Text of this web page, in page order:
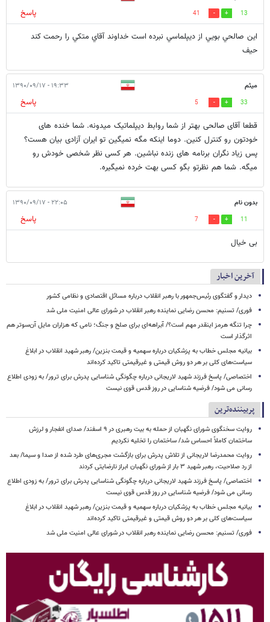
13
41
پاسخ
اين صالحي بويي از ديپلماسي نبرده است خداوند آقاي متكي را رحمت كند
حيف
میثم ۱۹:۳۳ - ۱۳۹۰/۰۹/۱۷
33
5
پاسخ
قطعا آقای صالحی بهتر از شما روابط دیپلماتیک میدونه. شما خنده های
خودتون رو کنترل کنین. دوما اینکه مگه نمیگین تو ایران آزادی بیان هست؟
پس زیاد نگران برنامه های زنده نباشین. هر کسی نظر شخصی خودش رو
میگه. شما هم نظرتو بگو کسی بهت خرده نمیگیره.
بدون نام ۲۲:۰۵ - ۱۳۹۰/۰۹/۱۷
11
7
پاسخ
بی خیال
آخرین اخبار
دیدار و گفتگوی رئیس‌جمهور با رهبر انقلاب درباره مسائل اقتصادی و نظامی کشور
فوری/ تسنیم: محسن رضایی نماینده رهبر انقلاب در شورای عالی امنیت ملی شد
چرا تنگه هرمز اینقدر مهم است؟/ آبراهه‌ای برای صلح و جنگ؛ نامی که هزاران مایل آن‌سوتر هم
اثرگذار است
بیانیه مجلس خطاب به پزشکیان درباره سهمیه و قیمت بنزین/ رهبر شهید انقلاب در ابلاغ
سیاست‌های کلی بر هر دو روش قیمتی و غیرقیمتی تاکید کرده‌اند
اختصاصی/ پاسخ فرزند شهید لاریجانی درباره چگونگی شناسایی پدرش برای ترور/ به زودی اطلاع
رسانی می شود/ فرضیه شناسایی در روز قدس قوی نیست
پربیننده‌ترین
روایت سخنگوی شورای نگهبان از حمله به بیت رهبری در ۹ اسفند/ صدای انفجار و لرزش
ساختمان کاملاً احساس شد/ ساختمان را تخلیه نکردیم
روایت محمدرضا لاریجانی از تلاش پدرش برای بازگشت مجری‌های طرد شده از صدا و سیما/ بعد
از رد صلاحیت، رهبر شهید ۳ بار از شورای نگهبان ابراز نارضایتی کردند
اختصاصی/ پاسخ فرزند شهید لاریجانی درباره چگونگی شناسایی پدرش برای ترور/ به زودی اطلاع
رسانی می شود/ فرضیه شناسایی در روز قدس قوی نیست
بیانیه مجلس خطاب به پزشکیان درباره سهمیه و قیمت بنزین/ رهبر شهید انقلاب در ابلاغ
سیاست‌های کلی بر هر دو روش قیمتی و غیرقیمتی تاکید کرده‌اند
فوری/ تسنیم: محسن رضایی نماینده رهبر انقلاب در شورای عالی امنیت ملی شد